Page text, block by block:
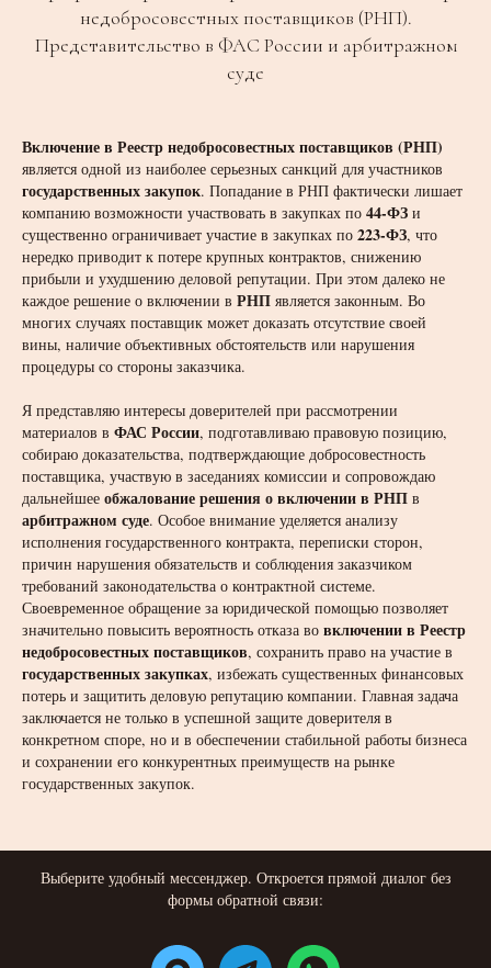
недобросовестных поставщиков (РНП).
Представительство в ФАС России и арбитражном
суде
Включение в Реестр недобросовестных поставщиков (РНП)
является одной из наиболее серьезных санкций для участников
государственных закупок. Попадание в РНП фактически лишает
компанию возможности участвовать в закупках по 44-ФЗ и
существенно ограничивает участие в закупках по 223-ФЗ, что
нередко приводит к потере крупных контрактов, снижению
прибыли и ухудшению деловой репутации. При этом далеко не
каждое решение о включении в РНП является законным. Во
многих случаях поставщик может доказать отсутствие своей
вины, наличие объективных обстоятельств или нарушения
процедуры со стороны заказчика.
Я представляю интересы доверителей при рассмотрении
материалов в ФАС России, подготавливаю правовую позицию,
собираю доказательства, подтверждающие добросовестность
поставщика, участвую в заседаниях комиссии и сопровождаю
дальнейшее обжалование решения о включении в РНП в
арбитражном суде. Особое внимание уделяется анализу
исполнения государственного контракта, переписки сторон,
причин нарушения обязательств и соблюдения заказчиком
требований законодательства о контрактной системе.
Своевременное обращение за юридической помощью позволяет
значительно повысить вероятность отказа во включении в Реестр
недобросовестных поставщиков, сохранить право на участие в
государственных закупках, избежать существенных финансовых
потерь и защитить деловую репутацию компании. Главная задача
заключается не только в успешной защите доверителя в
конкретном споре, но и в обеспечении стабильной работы бизнеса
и сохранении его конкурентных преимуществ на рынке
государственных закупок.
Выберите удобный мессенджер. Откроется прямой диалог без
формы обратной связи: